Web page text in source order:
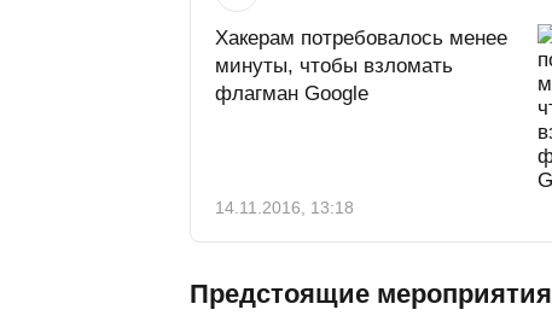
Хакерам потребовалось менее
минуты, чтобы взломать
флагман Google
14.11.2016, 13:18
Предстоящие мероприятия